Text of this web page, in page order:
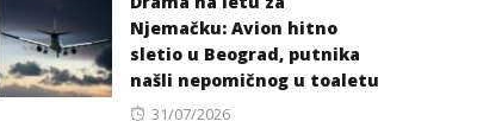
Njemačku: Avion hitno
sletio u Beograd, putnika
našli nepomičnog u toaletu
Posted
31/07/2026